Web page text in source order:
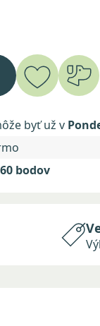
byť už v
60 bodov